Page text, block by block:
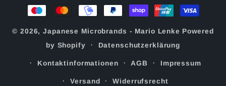
© 2026,Japanese Microbrands - Mario Lenke Powered
by Shopify
Datenschutzerklärung
Kontaktinformationen AGB Impressum
Versand Widerrufsrecht